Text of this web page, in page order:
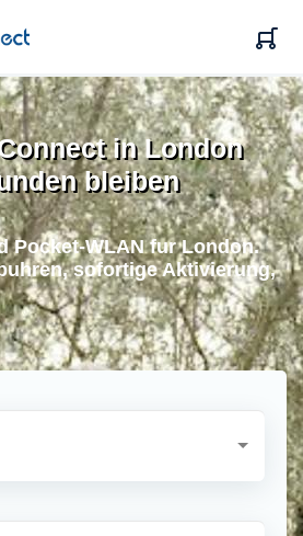
in London
bleiben
Pocket-WLAN fur London.
sofortige Aktivierung,